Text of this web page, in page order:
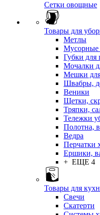
Сетки овощные
Товары для
Метлы
Мусорные
Губки для
Мочалки
Мешки
Швабры,
Веники
Щетки,
Тряпки,
Тележки
Полотна,
Ведра
Перчатки
Ершики,
+ ЕЩЕ 4
Товары для
Свечи
Скатерти